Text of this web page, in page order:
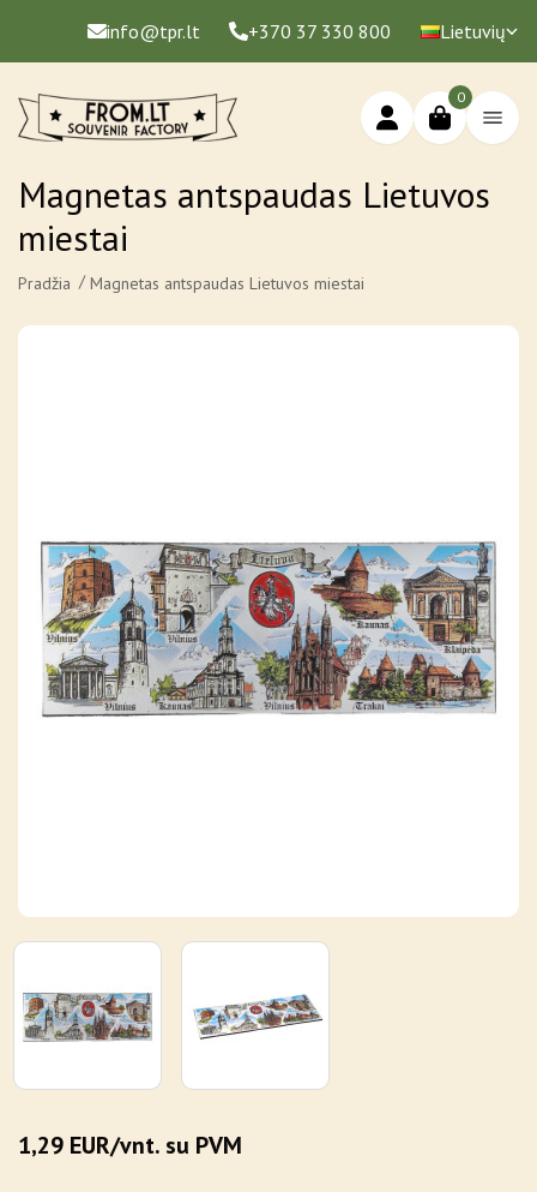
info@tpr.lt +370 37 330 800 Lietuvių
0
Magnetas antspaudas Lietuvos
miestai
Pradžia Magnetas antspaudas Lietuvos miestai
1,29 EUR/vnt. su PVM